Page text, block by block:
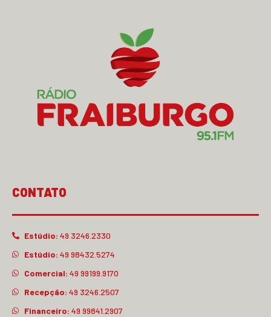
CONTATO
Estúdio: 49 3246.2330
Estúdio: 49 98432.5274
Comercial: 49 99199.9170
Recepção: 49 3246.2507
Financeiro: 49 99841.2907